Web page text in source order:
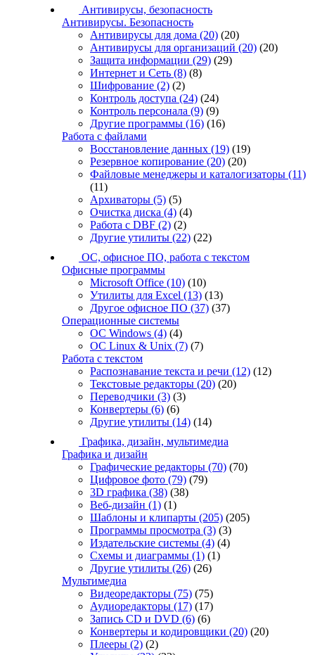
Антивирусы, безопасность
Антивирусы. Безопасность
Антивирусы для дома (20) (20)
Антивирусы для организаций (20) (20)
Защита информации (29) (29)
Интернет и Сеть (8) (8)
Шифрование (2) (2)
Контроль доступа (24) (24)
Контроль персонала (9) (9)
Другие программы (16) (16)
Работа с файлами
Восстановление данных (19) (19)
Резервное копирование (20) (20)
Файловые менеджеры и каталогизаторы (11)
(11)
Архиваторы (5) (5)
Очистка диска (4) (4)
Работа с DBF (2) (2)
Другие утилиты (22) (22)
ОС, офисное ПО, работа с текстом
Офисные программы
Microsoft Office (10) (10)
Утилиты для Excel (13) (13)
Другое офисное ПО (37) (37)
Операционные системы
ОС Windows (4) (4)
ОС Linux & Unix (7) (7)
Работа с текстом
Распознавание текста и речи (12) (12)
Текстовые редакторы (20) (20)
Переводчики (3) (3)
Конвертеры (6) (6)
Другие утилиты (14) (14)
Графика, дизайн, мультимедиа
Графика и дизайн
Графические редакторы (70) (70)
Цифровое фото (79) (79)
3D графика (38) (38)
Веб-дизайн (1) (1)
Шаблоны и клипарты (205) (205)
Программы просмотра (3) (3)
Издательские системы (4) (4)
Схемы и диаграммы (1) (1)
Другие утилиты (26) (26)
Мультимедиа
Видеоредакторы (75) (75)
Аудиоредакторы (17) (17)
Запись CD и DVD (6) (6)
Конвертеры и кодировщики (20) (20)
Плееры (2) (2)